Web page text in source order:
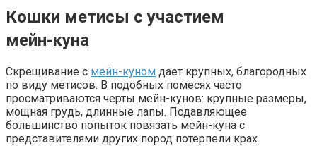
Кошки метисы с участием
мейн‑куна
Скрещивание с мейн-куном дает крупных, благородных
по виду метисов. В подобных помесях часто
просматриваются черты мейн-кунов: крупные размеры,
мощная грудь, длинные лапы. Подавляющее
большинство попыток повязать мейн-куна с
представителями других пород потерпели крах.